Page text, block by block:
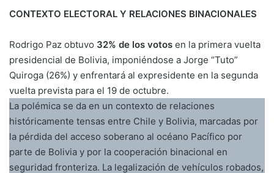
CONTEXTO ELECTORAL Y RELACIONES BINACIONALES
Rodrigo Paz obtuvo 32% de los votos en la primera vuelta
presidencial de Bolivia, imponiéndose a Jorge “Tuto”
Quiroga (26%) y enfrentará al expresidente en la segunda
vuelta prevista para el 19 de octubre.
La polémica se da en un contexto de relaciones
históricamente tensas entre Chile y Bolivia, marcadas por
la pérdida del acceso soberano al océano Pacífico por
parte de Bolivia y por la cooperación binacional en
seguridad fronteriza. La legalización de vehículos robados,